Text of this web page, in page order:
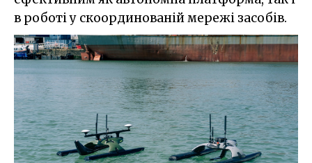
в роботі у скоординованій мережі засобів.